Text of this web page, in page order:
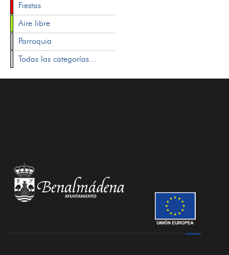
Fiestas
Aire libre
Parroquia
Todas las categorías...